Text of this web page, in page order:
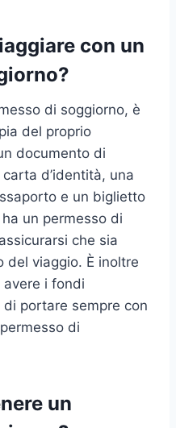
con un
di soggiorno, è
del proprio
documento di
d’identità, una
e un biglietto
un permesso di
che sia
del viaggio. È inoltre
avere i fondi
portare sempre con
di
un